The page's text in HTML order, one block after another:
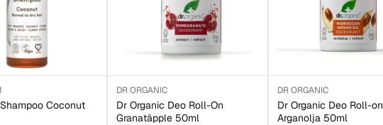
Coconut
DR ORGANIC
Dr Organic Deo Roll-On
Granatäpple 50ml
DR ORGANIC
Dr Organic Deo Roll-on
Arganolja 50ml